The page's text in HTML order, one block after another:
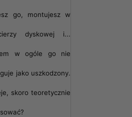
go, montujesz w
dyskowej i...
w ogóle go nie
jako uszkodzony.
skoro teoretycznie